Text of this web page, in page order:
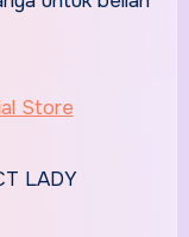
Store
LADY